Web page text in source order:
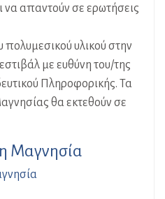
να απαντούν σε ερωτήσεις
υλικού στην
με ευθύνη του/της
Πληροφορικής. Τα
θα εκτεθούν σε
Μαγνησία